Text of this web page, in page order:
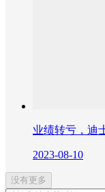
业绩转亏，迪
2023-08-10
没有更多